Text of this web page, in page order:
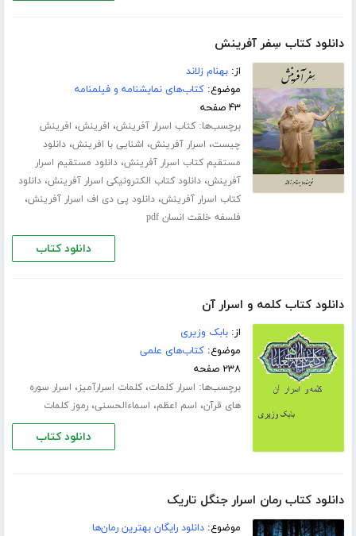
دانلود کتاب سِفر آفرینش
از:بهنام زلاند
موضوع:کتاب‌های نمایشنامه و فیلمنامه
۴۳ صفحه
برچسب‌ها:کتاب اسرار آفرینش، افرینش، افرینش
چیست، اسرار آفرینش، اشنایی با افرینش،دانلود
مستقیم کتاب اسرار آفرینش،دانلود مستقیم اسرار
آفرینش،دانلود کتاب الکترونیکی اسرار آفرینش،دانلود
کتاب اسرار آفرینش،دانلود پی دی اف اسرار آفرینش،
فلسفه خلقت انسان pdf
دانلود کتاب
دانلود کتاب کلمه و اسرار آن
از:بابک وزیری
موضوع:کتاب‌های علمی
۲۳۸ صفحه
برچسب‌ها: اسرار کلمات،کلمات اسرارآمیز، اسرار سوره
های قرآن، اسم اعظم، اسماءالحسنی،رموز کلمات
دانلود کتاب
دانلود کتاب رمان اسرار جنگل تاریک
موضوع:دانلود رایگان بهترین رمان‌ها